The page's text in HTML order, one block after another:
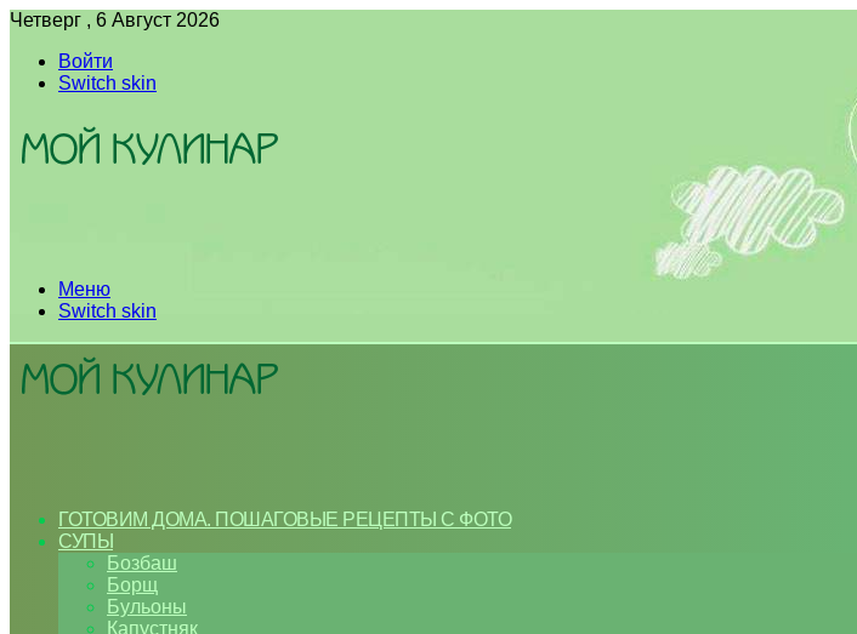
Четверг , 6 Август 2026
Войти
Switch skin
Меню
Switch skin
ГОТОВИМ ДОМА. ПОШАГОВЫЕ РЕЦЕПТЫ С ФОТО
СУПЫ
Бозбаш
Борщ
Бульоны
Капустняк